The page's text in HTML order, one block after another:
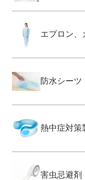
エプロン、
防水シーツ
熱中症対策
害虫忌避剤